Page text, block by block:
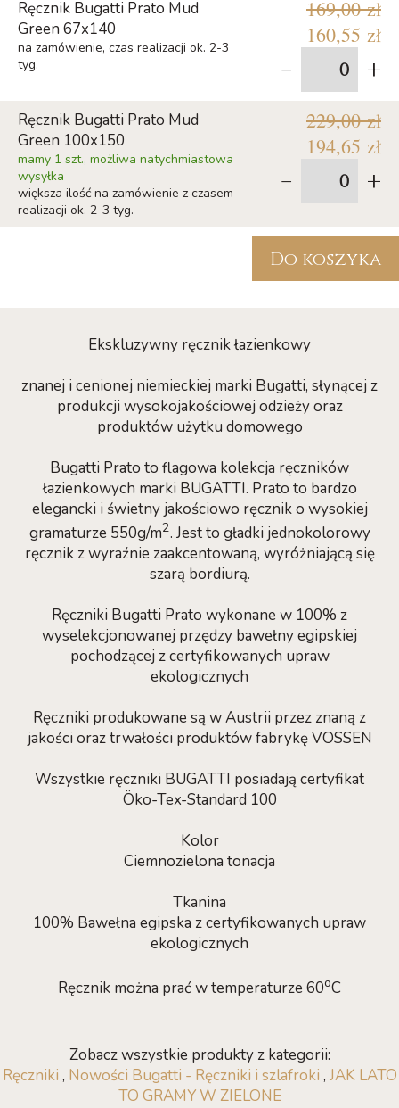
Ręcznik Bugatti Prato Mud
Green 67x140
na zamówienie, czas realizacji ok. 2-3
tyg.
169,00 zł
160,55 zł
- +
Ręcznik Bugatti Prato Mud
Green 100x150
mamy 1 szt., możliwa natychmiastowa
wysyłka
większa ilość na zamówienie z czasem
realizacji ok. 2-3 tyg.
229,00 zł
194,65 zł
- +
Do koszyka
Ekskluzywny ręcznik łazienkowy
znanej i cenionej niemieckiej marki Bugatti, słynącej z
produkcji wysokojakościowej odzieży oraz
produktów użytku domowego
Bugatti Prato to flagowa kolekcja ręczników
łazienkowych marki BUGATTI. Prato to bardzo
elegancki i świetny jakościowo ręcznik o wysokiej
gramaturze 550g/m2. Jest to gładki jednokolorowy
ręcznik z wyraźnie zaakcentowaną, wyróżniającą się
szarą bordiurą.
Ręczniki Bugatti Prato wykonane w 100% z
wyselekcjonowanej przędzy bawełny egipskiej
pochodzącej z certyfikowanych upraw
ekologicznych
Ręczniki produkowane są w Austrii przez znaną z
jakości oraz trwałości produktów fabrykę VOSSEN
Wszystkie ręczniki BUGATTI posiadają certyfikat
Öko-Tex-Standard 100
Kolor
Ciemnozielona tonacja
Tkanina
100% Bawełna egipska z certyfikowanych upraw
ekologicznych
Ręcznik można prać w temperaturze 60oC
Zobacz wszystkie produkty z kategorii:
Ręczniki , Nowości Bugatti - Ręczniki i szlafroki , JAK LATO
TO GRAMY W ZIELONE